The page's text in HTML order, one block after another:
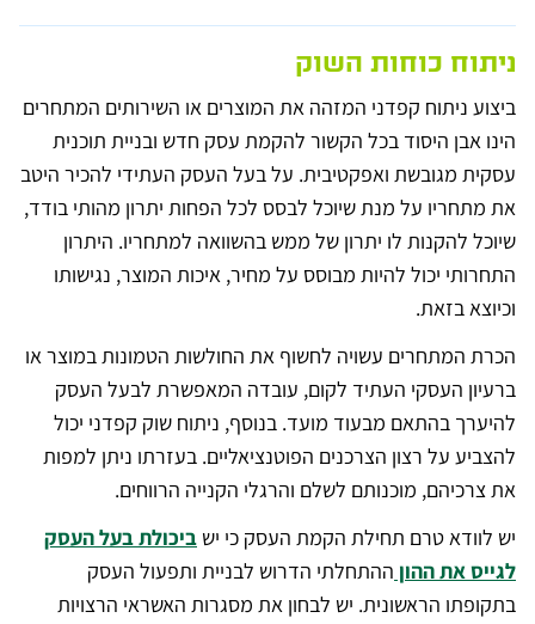
ניתוח כוחות השוק
ביצוע ניתוח קפדני המזהה את המוצרים או השירותים המתחרים
הינו אבן היסוד בכל הקשור להקמת עסק חדש ובניית תוכנית
עסקית מגובשת ואפקטיבית. על בעל העסק העתידי להכיר היטב
את מתחריו על מנת שיוכל לבסס לכל הפחות יתרון מהותי בודד,
שיוכל להקנות לו יתרון של ממש בהשוואה למתחריו. היתרון
התחרותי יכול להיות מבוסס על מחיר, איכות המוצר, נגישותו
וכיוצא בזאת.
הכרת המתחרים עשויה לחשוף את החולשות הטמונות במוצר או
ברעיון העסקי העתיד לקום, עובדה המאפשרת לבעל העסק
להיערך בהתאם מבעוד מועד. בנוסף, ניתוח שוק קפדני יכול
להצביע על רצון הצרכנים הפוטנציאליים. בעזרתו ניתן למפות
את צרכיהם, מוכנותם לשלם והרגלי הקנייה הרווחים.
יש לוודא טרם תחילת הקמת העסק כי יש ביכולת בעל העסק
לגייס את ההון ההתחלתי הדרוש לבניית ותפעול העסק
בתקופתו הראשונית. יש לבחון את מסגרות האשראי הרצויות